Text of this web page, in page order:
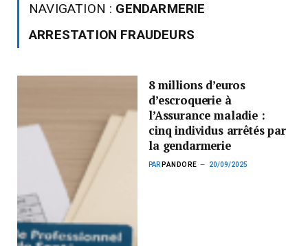
NAVIGATION : GENDARMERIE
ARRESTATION FRAUDEURS
8 millions d’euros
d’escroquerie à
l’Assurance maladie :
cinq individus arrêtés par
la gendarmerie
PAR PANDORE 20/09/2025